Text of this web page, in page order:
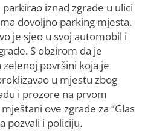
iznad zgrade u ulici
dovoljno parking mjesta.
je sjeo u svoj automobil i
S obzirom da je
površini koja je
u mjestu zbog
i prozore na prvom
ove zgrade za “Glas
pozvali i policiju.